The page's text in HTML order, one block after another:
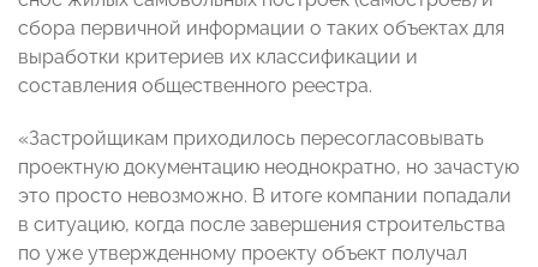
сбора первичной информации о таких объектах для
выработки критериев их классификации и
составления общественного реестра.
«Застройщикам приходилось пересогласовывать
проектную документацию неоднократно, но зачастую
это просто невозможно. В итоге компании попадали
в ситуацию, когда после завершения строительства
по уже утвержденному проекту объект получал